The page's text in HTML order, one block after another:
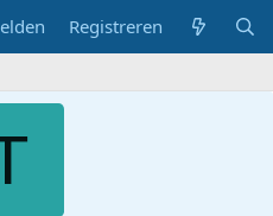
Registreren